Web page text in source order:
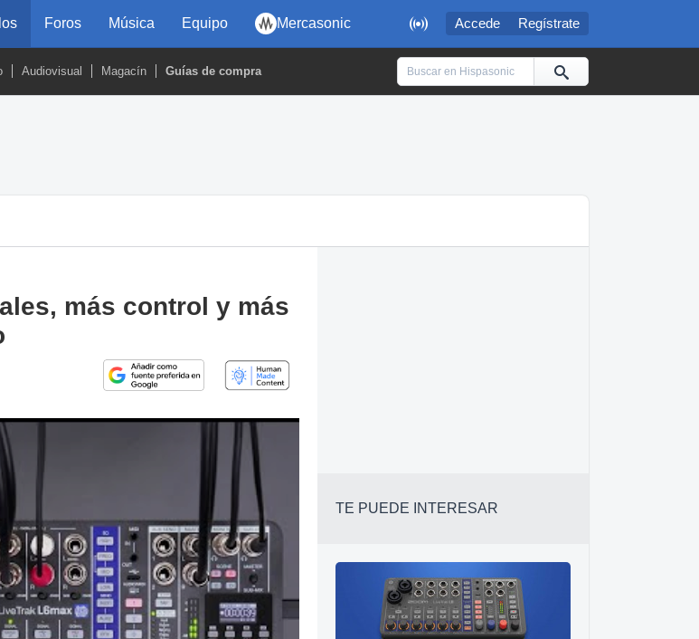
 Accede Regístrate
Foros Música Equipo Mercasonic
Audiovisual Magacín Guías de compra
más control y más
TE PUEDE INTERESAR